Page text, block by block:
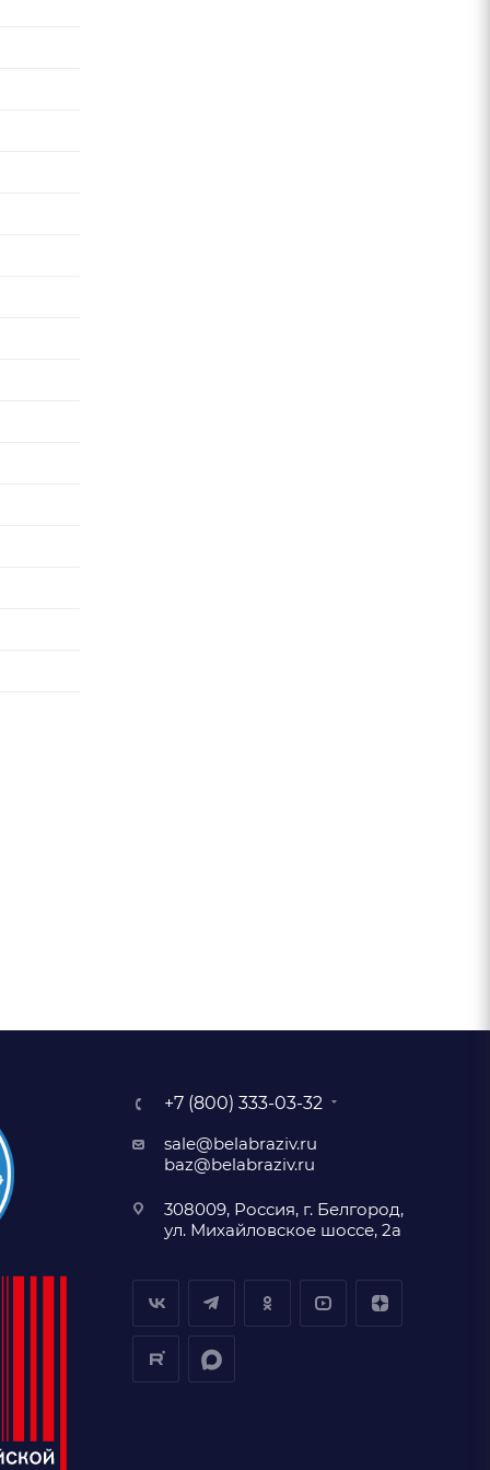
+7 (800) 333-03-32
sale@belabraziv.ru
baz@belabraziv.ru
308009, Россия, г. Белгород,
ул. Михайловское шоссе, 2а